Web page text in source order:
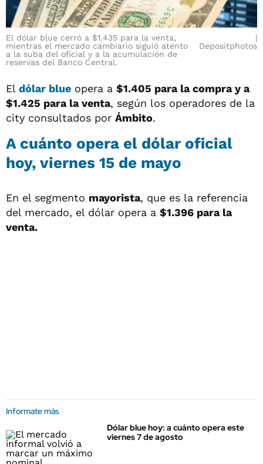
El dólar blue cerró a $1.435 para la venta,
mientras el mercado cambiario siguió atento
a la suba del oficial y a la acumulación de
reservas del Banco Central.
Depositphotos
El dólar blue opera a $1.405 para la compra y a
$1.425 para la venta, según los operadores de la
city consultados por Ámbito.
A cuánto opera el dólar oficial
hoy, viernes 15 de mayo
En el segmento mayorista, que es la referencia
del mercado, el dólar opera a $1.396 para la
venta.
Informate más
Dólar blue hoy: a cuánto opera este
viernes 7 de agosto